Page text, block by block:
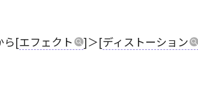
ら[エフェクト ]＞[ディストーション